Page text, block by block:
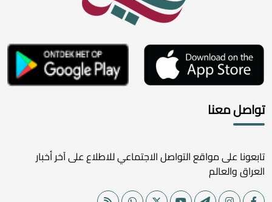
تواصل معنا
تابعونا على مواقع التواصل الاجتماعي للاطلاع على آخر أخبار
العراق والعالم